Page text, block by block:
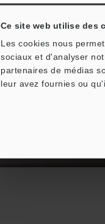
Ce site web utilise des
Les cookies nous
sociaux et d'analyser
partenaires de médias
leur avez fournies ou